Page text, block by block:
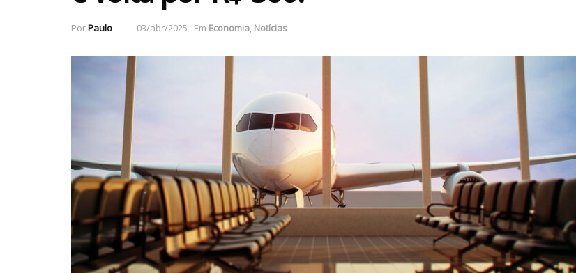
PorPaulo 03/abr/2025 Em Economia, Notícias